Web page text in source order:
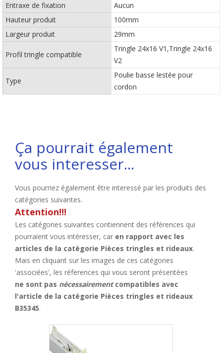
Entraxe de fixation
Aucun
Hauteur produit
100mm
Largeur produit
29mm
Profil tringle compatible
Tringle 24x16 V1,Tringle 24x16
V2
Type
Poulie basse lestée pour
cordon
Ça pourrait également
vous interesser...
Vous pourriez également être interessé par les produits des
catégories suivantes.
Attention!!!
Les catégories suivantes contiennent des références qui
pourraient vous intéresser, car en rapport avec les
articles de la catégorie Pièces tringles et rideaux.
Mais en cliquant sur les images de ces catégories
'associées', les réferences qui vous seront présentées
ne sont pas nécessairementcompatibles avec
l'article de la catégorie Pièces tringles et rideaux
B35345.